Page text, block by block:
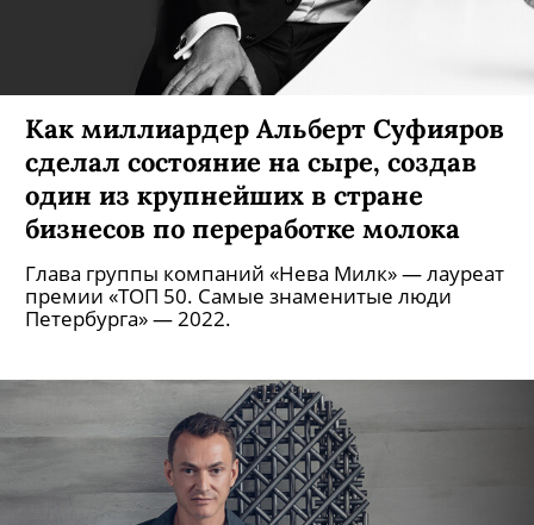
Как миллиардер Альберт Суфияров
сделал состояние на сыре, создав
один из крупнейших в стране
бизнесов по переработке молока
Глава группы компаний «Нева Милк» — лауреат
премии «ТОП 50. Самые знаменитые люди
Петербурга» — 2022.